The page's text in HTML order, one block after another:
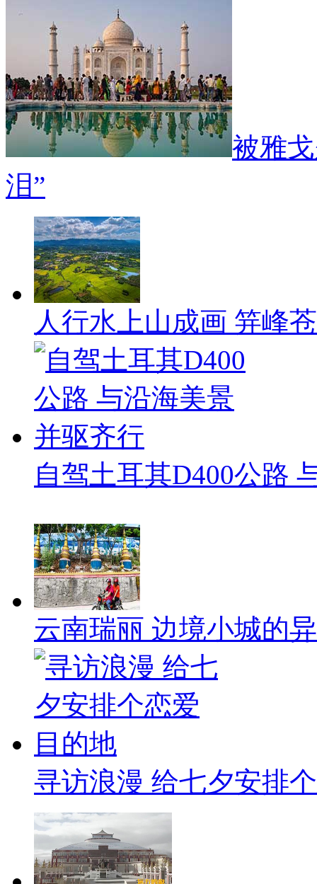
被雅
泪”
人行水上山成画 笄峰
自驾土耳其D400公路
云南瑞丽 边境小城的
寻访浪漫 给七夕安排